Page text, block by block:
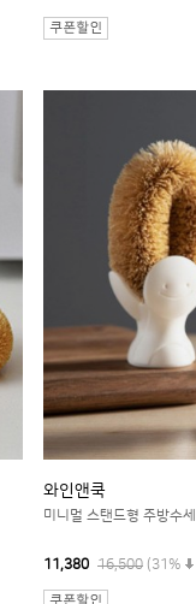
와인앤쿡
미니멀 스탠드형 주방수
11,380 16,500 (31%